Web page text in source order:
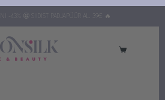
-43% 🤩 SIIDIST PADJAPÜÜR AL. 39€ 🔥
Ostukorv